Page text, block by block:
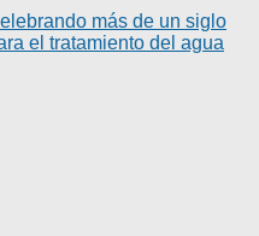
más de un siglo
el tratamiento del agua